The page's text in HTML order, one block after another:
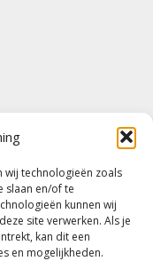
wij technologieën zoals
slaan en/of te
kunnen wij
site verwerken. Als je
kan dit een
en mogelijkheden.
14.00 en 16.30